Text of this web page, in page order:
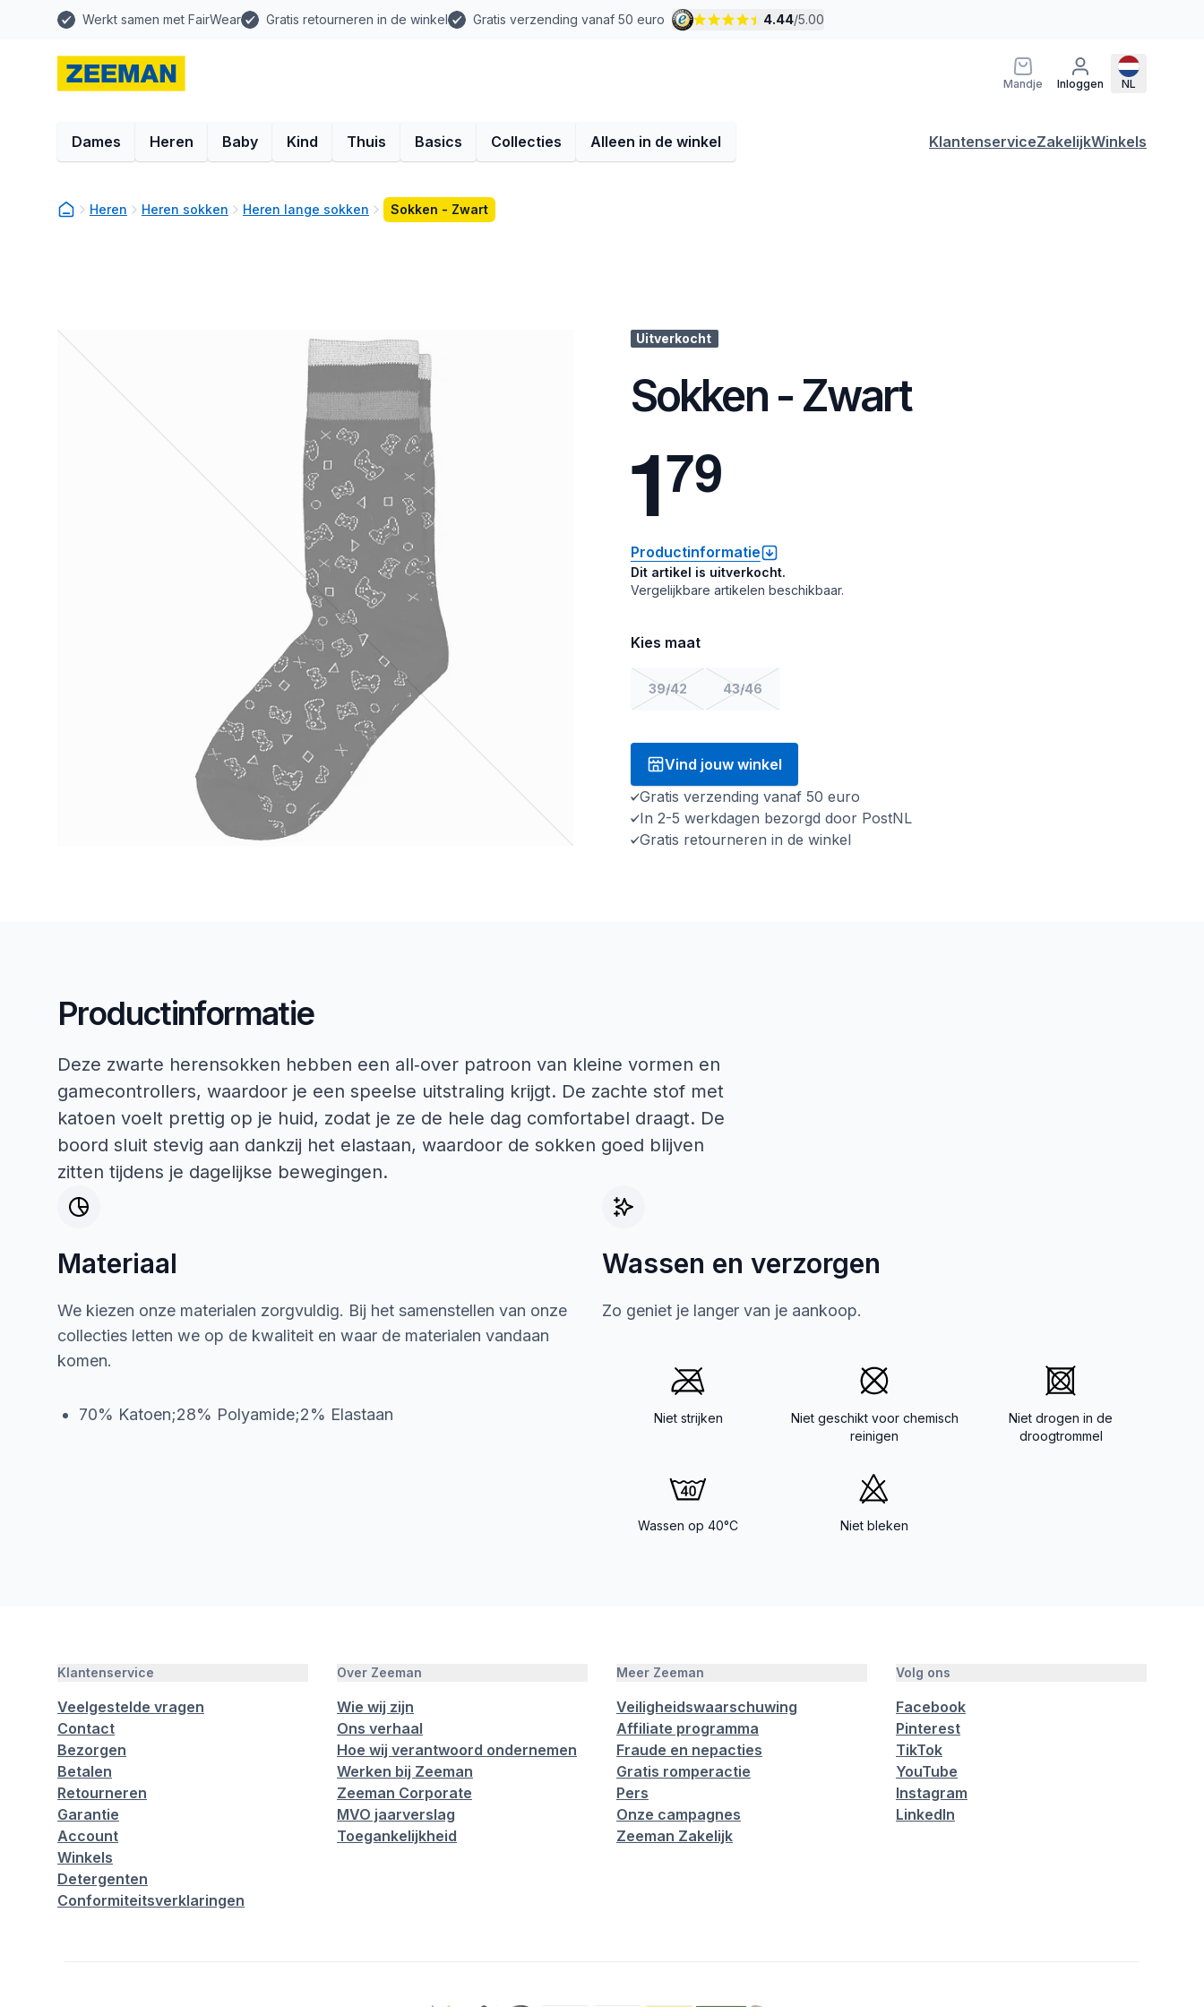
Werkt samen met FairWear Gratis retourneren in de winkel Gratis verzending vanaf 50 euro 4.44/5.00
Mandje Inloggen NL
Dames Heren Baby Kind Thuis Basics Collecties Alleen in de winkel KlantenserviceZakelijkWinkels
Heren Heren sokken Heren lange sokken Sokken - Zwart
Uitverkocht
Sokken - Zwart
179
Productinformatie
Dit artikel is uitverkocht.
Vergelijkbare artikelen beschikbaar.
Kies maat
39/42 43/46
Vind jouw winkel
Gratis verzending vanaf 50 euro
In 2-5 werkdagen bezorgd door PostNL
Gratis retourneren in de winkel
Productinformatie
Deze zwarte herensokken hebben een all‑over patroon van kleine vormen en
gamecontrollers, waardoor je een speelse uitstraling krijgt. De zachte stof met
katoen voelt prettig op je huid, zodat je ze de hele dag comfortabel draagt. De
boord sluit stevig aan dankzij het elastaan, waardoor de sokken goed blijven
zitten tijdens je dagelijkse bewegingen.
Materiaal
We kiezen onze materialen zorgvuldig. Bij het samenstellen van onze
collecties letten we op de kwaliteit en waar de materialen vandaan
komen.
70% Katoen;28% Polyamide;2% Elastaan
Wassen en verzorgen
Zo geniet je langer van je aankoop.
Niet strijken
Niet geschikt voor chemisch
reinigen
Niet drogen in de
droogtrommel
Wassen op 40°C Niet bleken
Klantenservice
Veelgestelde vragen
Contact
Bezorgen
Betalen
Retourneren
Garantie
Account
Winkels
Detergenten
Conformiteitsverklaringen
Over Zeeman
Wie wij zijn
Ons verhaal
Hoe wij verantwoord ondernemen
Werken bij Zeeman
Zeeman Corporate
MVO jaarverslag
Toegankelijkheid
Meer Zeeman
Veiligheidswaarschuwing
Affiliate programma
Fraude en nepacties
Gratis romperactie
Pers
Onze campagnes
Zeeman Zakelijk
Volg ons
Facebook
Pinterest
TikTok
YouTube
Instagram
LinkedIn